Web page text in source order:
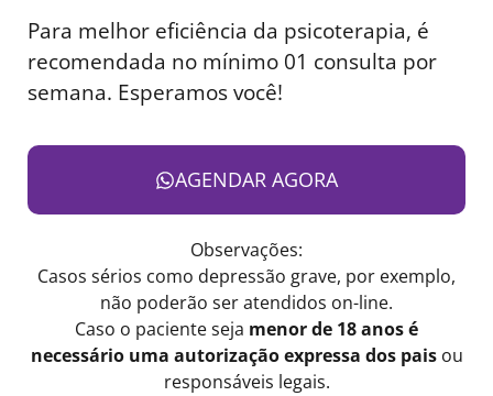
Para melhor eficiência da psicoterapia, é
recomendada no mínimo 01 consulta por
semana. Esperamos você!
AGENDAR AGORA
Observações:
Casos sérios como depressão grave, por exemplo,
não poderão ser atendidos on-line.
Caso o paciente seja menor de 18 anos é
necessário uma autorização expressa dos paisou
responsáveis legais.